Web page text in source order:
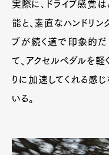
実際に､ドライブ感覚は
能と、素直なハンドリ
ブが続く道で印象的だ
て、アクセルペダルを
りに加速してくれる感
いる。